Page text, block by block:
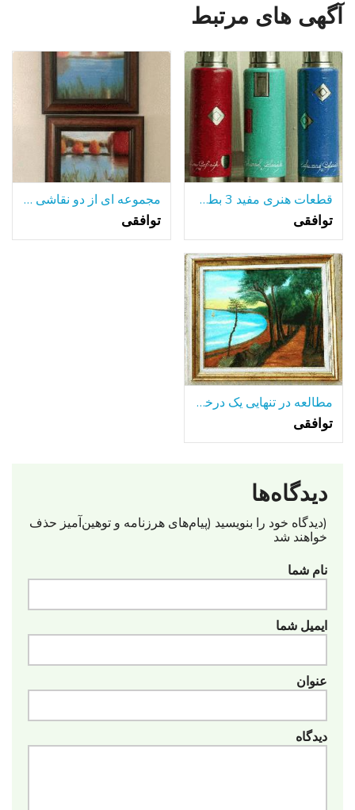
آگهی های مرتبط
قطعات هنری مفید 3 بطری های آلومینیومی جلا
توافقی
مجموعه ای از دو نقاشی رنگ و روغن قاب
توافقی
مطالعه در تنهایی یک درخت تنها-در میان بسیاری از دریاچه.
توافقی
دیدگاه‌ها
(دیدگاه خود را بنویسید (پیام‌های هرزنامه‌ و توهین‌آمیز حذف
خواهند شد
نام شما
ایمیل شما
عنوان
دیدگاه